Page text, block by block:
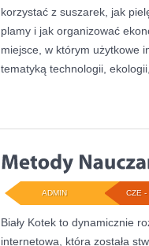
korzystać z suszarek, jak
plamy i jak organizować
miejsce, w którym użytkowe
tematyką technologii,
CZE -
ADMIN
Biały Kotek to dynamicznie
internetowa, która została